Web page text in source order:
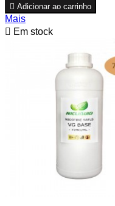
 Adicionar ao carrinho
Mais
 Em stock